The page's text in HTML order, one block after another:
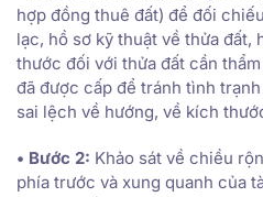
hợp đồng thuê đất) để đối
lạc, hồ sơ kỹ thuật về thửa đất,
thước đối với thửa đất cần
đã được cấp để tránh tình
sai lệch về hướng, về kích
• Bước 2: Khảo sát về chiều
phía trước và xung quanh của